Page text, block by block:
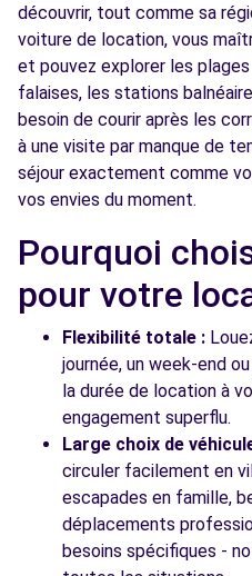
157 AVENUE DU 14
SOTTEVILLE-LES-ROUEN,
Voir l'agence
découvrir, tout comme sa
voiture de location, vous
et pouvez explorer les
falaises, les stations
besoin de courir après les
à une visite par manque de
séjour exactement comme
vos envies du moment.
Pourquoi
pour votre
Flexibilité totale :
journée, un week-end
la durée de location à
engagement superflu.
Large choix de
circuler facilement en
escapades en famille,
déplacements
besoins spécifiques -